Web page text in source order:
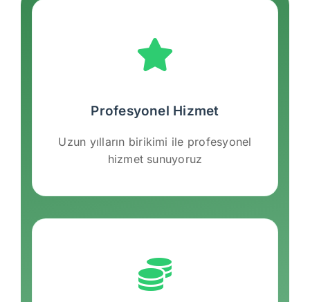
Profesyonel Hizmet
Uzun yılların birikimi ile profesyonel
hizmet sunuyoruz